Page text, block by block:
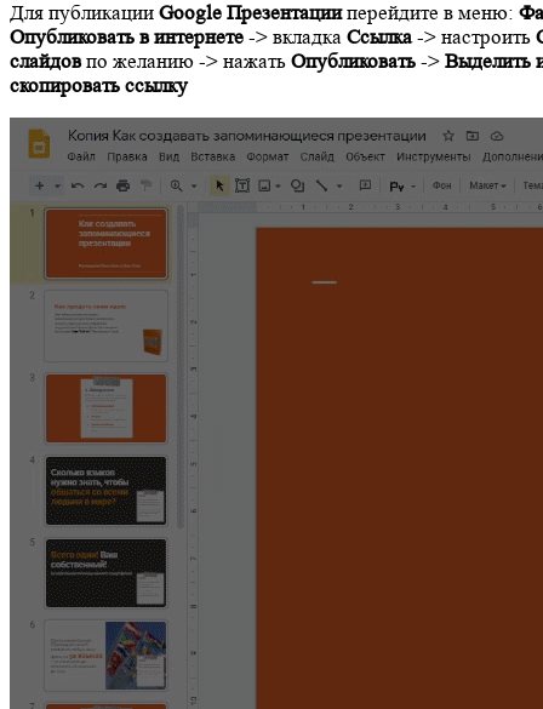
Для публикации Google Презентацииперейдите в меню:
Опубликовать в интернете -> вкладка Ссылка-> настроить
слайдовпо желанию -> нажать Опубликовать -> Выделить
скопировать ссылку